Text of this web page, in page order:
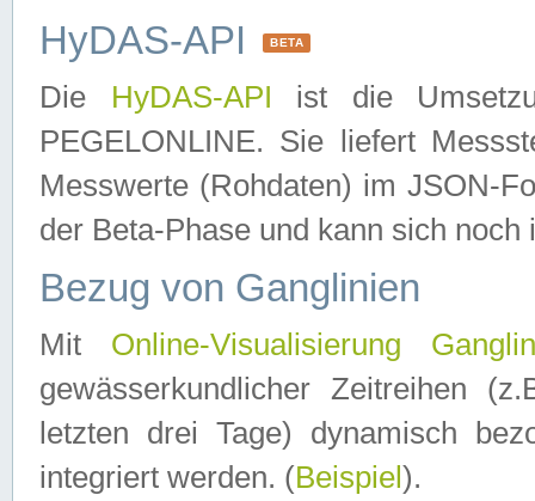
HyDAS-API BETA
Die HyDAS-API ist die
PEGELONLINE. Sie liefert
Messwerte (Rohdaten) im JSON-
der Beta-Phase und kann sich noch
Bezug von Ganglinien
Mit Online-Visualisierung
gewässerkundlicher Zeitreihen
letzten drei Tage) dynamisch
integriert werden. (Beispiel ).